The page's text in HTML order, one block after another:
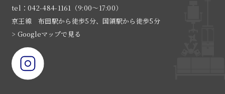
tel：042-484-1161（9:00〜17:00）
京王線 布田駅から徒歩5分、国領駅から徒歩5分
> Googleマップで見る